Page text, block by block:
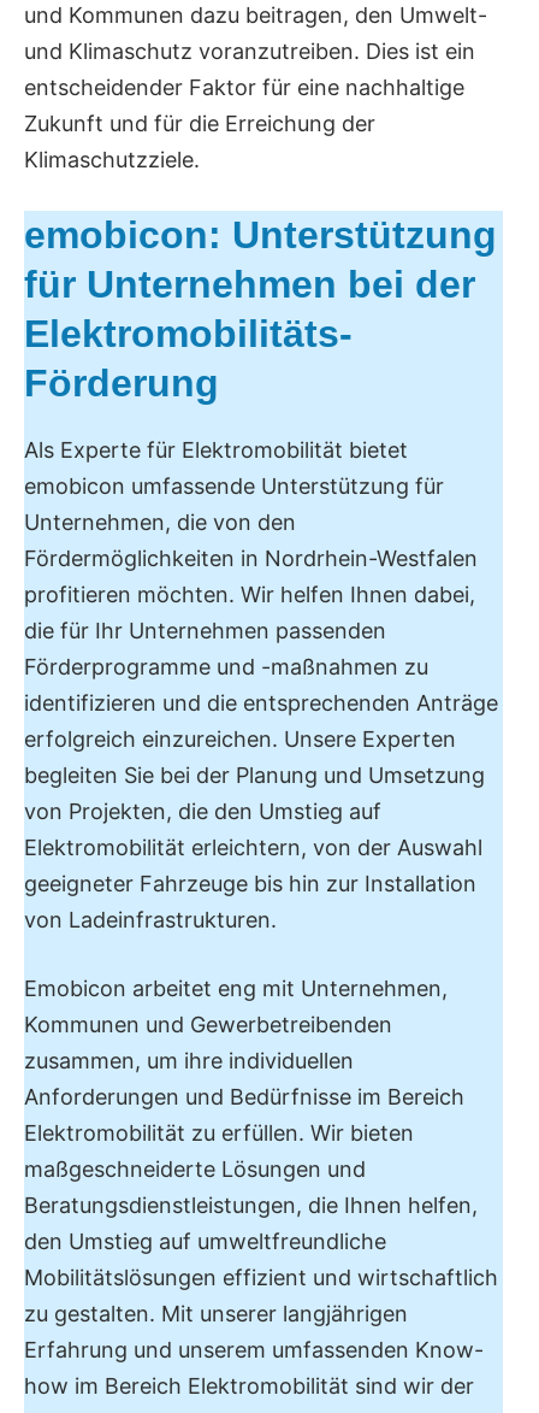
und Kommunen dazu beitragen, den Umwelt-
und Klimaschutz voranzutreiben. Dies ist ein
entscheidender Faktor für eine nachhaltige
Zukunft und für die Erreichung der
Klimaschutzziele.
emobicon: Unterstützung
für Unternehmen bei der
Elektromobilitäts-
Förderung
Als Experte für Elektromobilität bietet
emobicon umfassende Unterstützung für
Unternehmen, die von den
Fördermöglichkeiten in Nordrhein-Westfalen
profitieren möchten. Wir helfen Ihnen dabei,
die für Ihr Unternehmen passenden
Förderprogramme und -maßnahmen zu
identifizieren und die entsprechenden Anträge
erfolgreich einzureichen. Unsere Experten
begleiten Sie bei der Planung und Umsetzung
von Projekten, die den Umstieg auf
Elektromobilität erleichtern, von der Auswahl
geeigneter Fahrzeuge bis hin zur Installation
von Ladeinfrastrukturen.
Emobicon arbeitet eng mit Unternehmen,
Kommunen und Gewerbetreibenden
zusammen, um ihre individuellen
Anforderungen und Bedürfnisse im Bereich
Elektromobilität zu erfüllen. Wir bieten
maßgeschneiderte Lösungen und
Beratungsdienstleistungen, die Ihnen helfen,
den Umstieg auf umweltfreundliche
Mobilitätslösungen effizient und wirtschaftlich
zu gestalten. Mit unserer langjährigen
Erfahrung und unserem umfassenden Know-
how im Bereich Elektromobilität sind wir der